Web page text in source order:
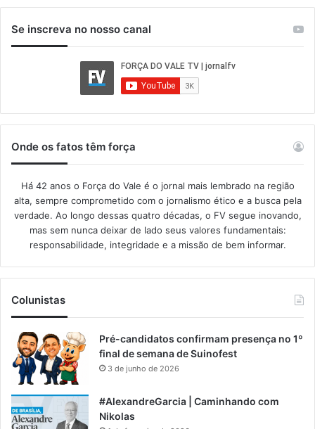
Se inscreva no nosso canal
Onde os fatos têm força
Há 42 anos o Força do Vale é o jornal mais lembrado na região
alta, sempre comprometido com o jornalismo ético e a busca pela
verdade. Ao longo dessas quatro décadas, o FV segue inovando,
mas sem nunca deixar de lado seus valores fundamentais:
responsabilidade, integridade e a missão de bem informar.​
Colunistas
Pré-candidatos confirmam presença no 1º
final de semana de Suinofest
3 de junho de 2026
#AlexandreGarcia | Caminhando com
Nikolas